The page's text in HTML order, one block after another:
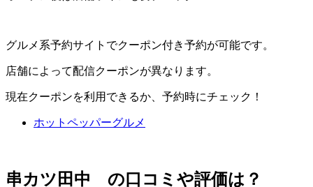
グルメ系予約サイトでクーポン付き予約が可能です。
店舗によって配信クーポンが異なります。
現在クーポンを利用できるか、予約時にチェック！
ホットペッパーグルメ
串カツ田中 の口コミ や評価は？